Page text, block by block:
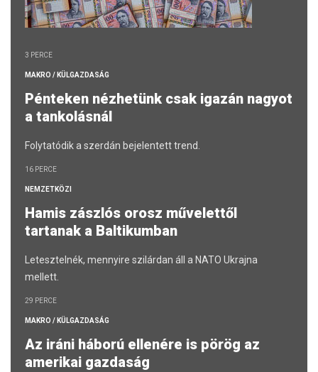
3 PERCE
MAKRO / KÜLGAZDASÁG
Pénteken nézhetünk csak igazán nagyot
a tankolásnál
Folytatódik a szerdán bejelentett trend.
16 PERCE
NEMZETKÖZI
Hamis zászlós orosz művelettől
tartanak a Baltikumban
Letesztelnék, mennyire szilárdan áll a NATO Ukrajna
mellett.
29 PERCE
MAKRO / KÜLGAZDASÁG
Az iráni háború ellenére is pörög az
amerikai gazdaság